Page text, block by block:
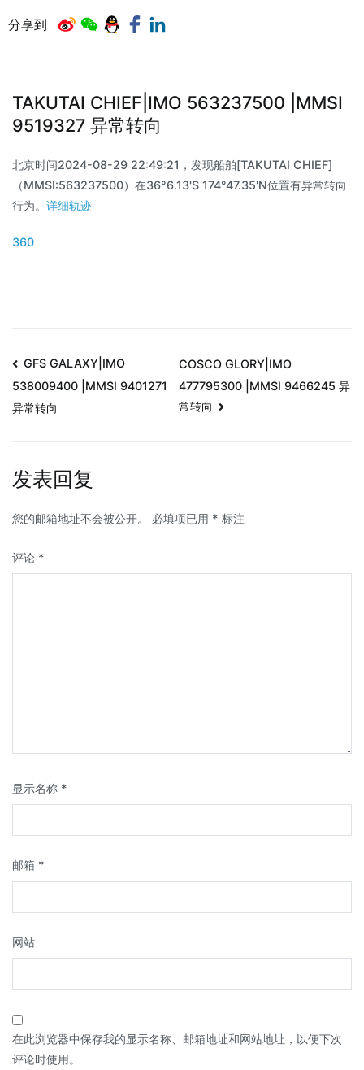
分享到
TAKUTAI CHIEF|IMO 563237500 |MMSI
9519327 异常转向
北京时间2024-08-29 22:49:21，发现船舶[TAKUTAI CHIEF]
（MMSI:563237500）在36°6.13'S 174°47.35'N位置有异常转向
行为。 详细轨迹
360
GFS GALAXY|IMO
538009400 |MMSI 9401271
异常转向
COSCO GLORY|IMO
477795300 |MMSI 9466245 异
常转向
发表回复
您的邮箱地址不会被公开。 必填项已用 * 标注
评论 *
显示名称 *
邮箱 *
网站
在此浏览器中保存我的显示名称、邮箱地址和网站地址，以便下次
评论时使用。